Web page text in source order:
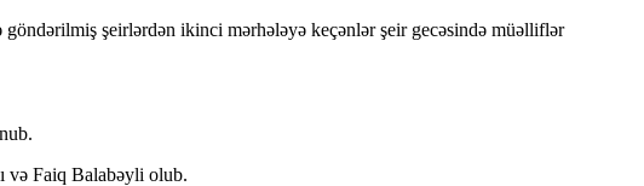
şeirlərdən ikinci mərhələyə keçənlər şeir gecəsində müəlliflər
və Faiq Balabəyli olub.